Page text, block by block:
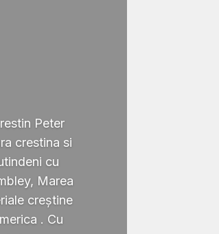
Peter
crestina si
cu
Marea
creștine
. Cu